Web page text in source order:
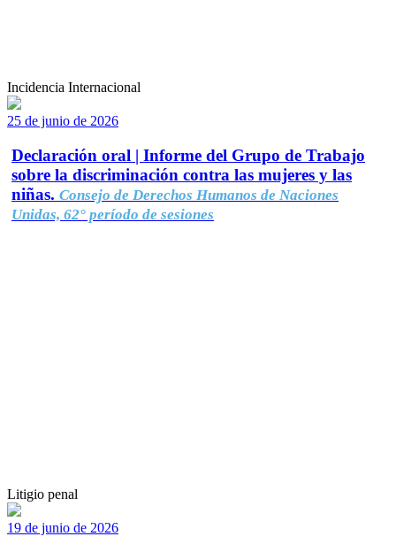
Incidencia Internacional
25 de junio de 2026
Declaración oral | Informe del Grupo de Trabajo
sobre la discriminación contra las mujeres y las
niñas. Consejo de Derechos Humanos de Naciones
Unidas, 62° período de sesiones
Litigio penal
19 de junio de 2026